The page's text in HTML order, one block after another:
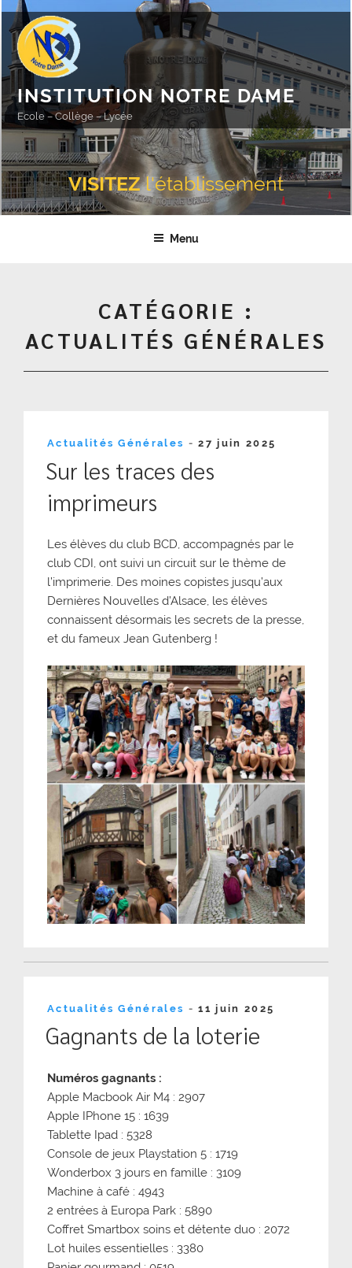
Aller
au
contenu
principal
VISITEZl'établissement
INSTITUTION NOTRE DAME
Ecole – Collège – Lycée
Menu
CATÉGORIE :
ACTUALITÉS GÉNÉRALES
Actualités Générales -Publié
27 juin 2025
Sur les traces des
imprimeurs
Les élèves du club BCD, accompagnés par le
club CDI, ont suivi un circuit sur le thème de
l’imprimerie. Des moines copistes jusqu’aux
Dernières Nouvelles d’Alsace, les élèves
connaissent désormais les secrets de la presse,
et du fameux Jean Gutenberg !
Actualités Générales -Publié
le
11 juin 2025
Gagnants de la loterie
Numéros gagnants :
Apple Macbook Air M4 : 2907
Apple IPhone 15 : 1639
Tablette Ipad : 5328
Console de jeux Playstation 5 : 1719
Wonderbox 3 jours en famille : 3109
Machine à café : 4943
2 entrées à Europa Park : 5890
Coffret Smartbox soins et détente duo : 2072
Lot huiles essentielles : 3380